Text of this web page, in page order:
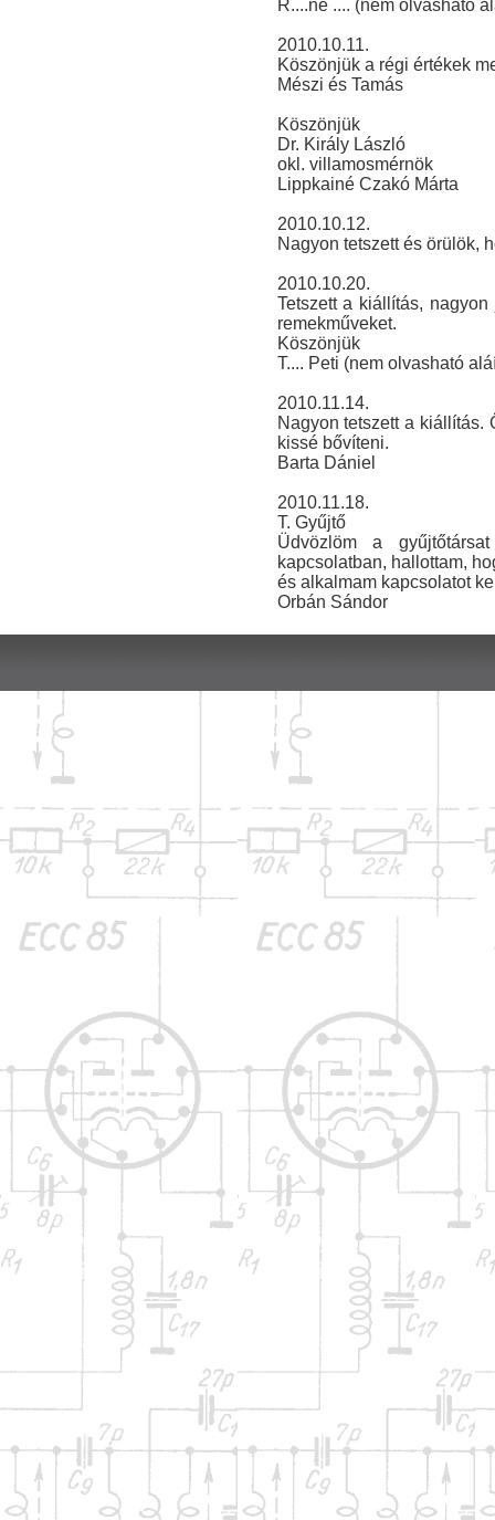
R....né .... (nem olvasható
2010.10.11.
Köszönjük a régi értékek
Mészi és Tamás
Köszönjük
Dr. Király László
okl. villamosmérnök
Lippkainé Czakó Márta
2010.10.12.
Nagyon tetszett és örülök,
2010.10.20.
Tetszett a kiállítás,
remekműveket.
Köszönjük
T.... Peti (nem olvasható
2010.11.14.
Nagyon tetszett a kiállítás.
kissé bővíteni.
Barta Dániel
2010.11.18.
T. Gyűjtő
Üdvözlöm a
kapcsolatban, hallottam,
és alkalmam kapcsolatot
Orbán Sándor